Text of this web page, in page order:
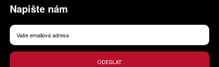
Napište nám
ODESLAT